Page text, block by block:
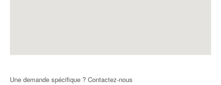
Une demande spécifique ? Contactez-nous